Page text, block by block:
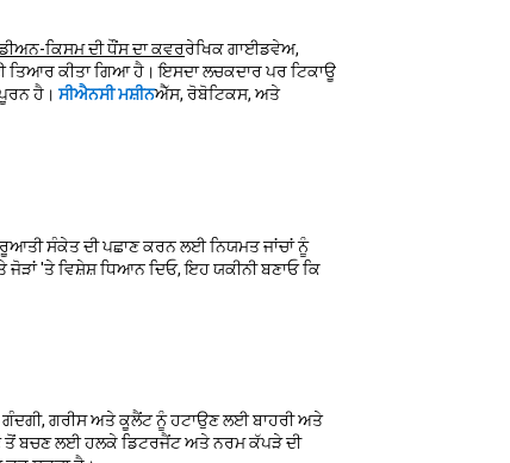
ਕਿਸਮ ਦੀ ਧੌਂਸ ਦਾ ਕਵਰਰੇਖਿਕ ਗਾਈਡਵੇਅ,
ਕੀਤਾ ਗਿਆ ਹੈ। ਇਸਦਾ ਲਚਕਦਾਰ ਪਰ ਟਿਕਾਊ
ਹੈ। ਸੀਐਨਸੀ ਮਸ਼ੀਨਐੱਸ, ਰੋਬੋਟਿਕਸ, ਅਤੇ
ਸੰਕੇਤ ਦੀ ਪਛਾਣ ਕਰਨ ਲਈ ਨਿਯਮਤ ਜਾਂਚਾਂ ਨੂੰ
ਜੋੜਾਂ 'ਤੇ ਵਿਸ਼ੇਸ਼ ਧਿਆਨ ਦਿਓ, ਇਹ ਯਕੀਨੀ ਬਣਾਓ ਕਿ
ਗਰੀਸ ਅਤੇ ਕੂਲੈਂਟ ਨੂੰ ਹਟਾਉਣ ਲਈ ਬਾਹਰੀ ਅਤੇ
ਤੋਂ ਬਚਣ ਲਈ ਹਲਕੇ ਡਿਟਰਜੈਂਟ ਅਤੇ ਨਰਮ ਕੱਪੜੇ ਦੀ